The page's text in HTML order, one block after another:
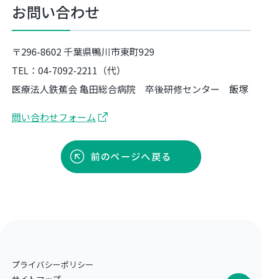
お問い合わせ
〒296-8602 千葉県鴨川市東町929
TEL：04-7092-2211（代）
医療法人鉄蕉会 亀田総合病院 卒後研修センター 飯塚
問い合わせフォーム
前のページへ戻る
プライバシーポリシー